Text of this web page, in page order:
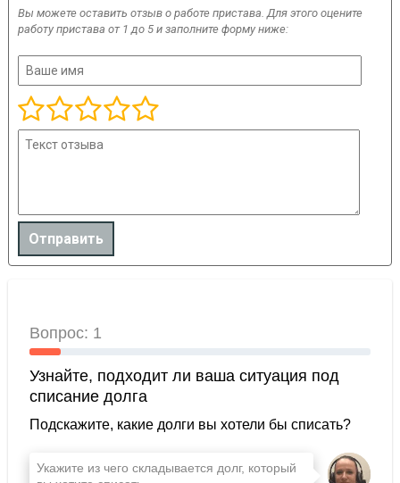
Вы можете оставить отзыв о работе пристава. Для этого оцените
работу пристава от 1 до 5 и заполните форму ниже: